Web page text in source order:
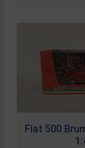
Fiat 500